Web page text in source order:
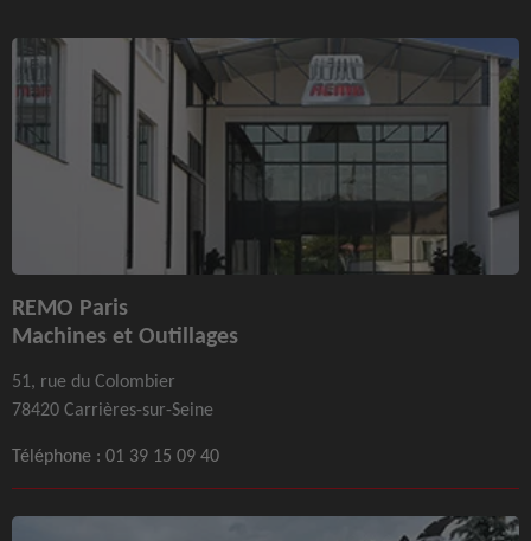
REMO Paris
Machines et Outillages
51, rue du Colombier
78420 Carrières-sur-Seine
Téléphone : 01 39 15 09 40